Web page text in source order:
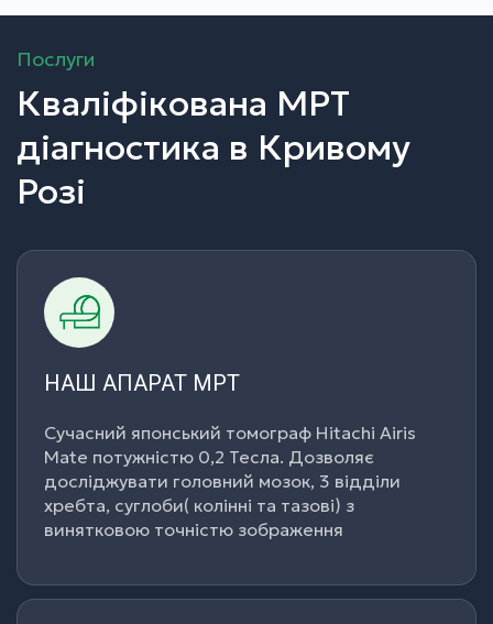
Послуги
Кваліфікована МРТ
діагностика в Кривому
Розі
НАШ АПАРАТ МРТ
Сучасний японський томограф Hitachi Airis
Mate потужністю 0,2 Тесла. Дозволяє
досліджувати головний мозок, 3 відділи
хребта, суглоби( колінні та тазові) з
винятковою точністю зображення
НАШ АПАРАТ МРТ
Сучасний японський томограф Hitachi Airis
Mate потужністю 0,2 Тесла. Дозволяє
досліджувати головний мозок, 3 відділи
хребта, суглоби( колінні та тазові) з
винятковою точністю зображення